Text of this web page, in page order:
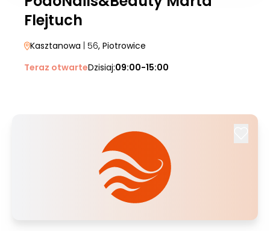
Flejtuch
Kasztanowa | 56, Piotrowice
Teraz otwarteDzisiaj:09:00-15:00